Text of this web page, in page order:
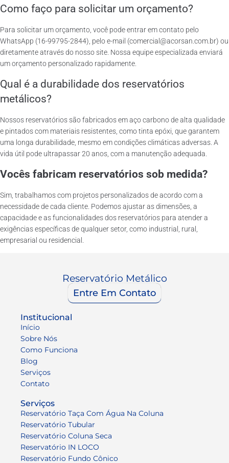
Como faço para solicitar um orçamento?
Para solicitar um orçamento, você pode entrar em contato pelo
WhatsApp (16-99795-2844), pelo e-mail (comercial@acorsan.com.br) ou
diretamente através do nosso site. Nossa equipe especializada enviará
um orçamento personalizado rapidamente.
Qual é a durabilidade dos reservatórios
metálicos?
Nossos reservatórios são fabricados em aço carbono de alta qualidade
e pintados com materiais resistentes, como tinta epóxi, que garantem
uma longa durabilidade, mesmo em condições climáticas adversas. A
vida útil pode ultrapassar 20 anos, com a manutenção adequada.
Vocês fabricam reservatórios sob medida?
Sim, trabalhamos com projetos personalizados de acordo com a
necessidade de cada cliente. Podemos ajustar as dimensões, a
capacidade e as funcionalidades dos reservatórios para atender a
exigências específicas de qualquer setor, como industrial, rural,
empresarial ou residencial.
Reservatório Metálico
Entre Em Contato
Institucional
Início
Sobre Nós
Como Funciona
Blog
Serviços
Contato
Serviços
Reservatório Taça Com Água Na Coluna
Reservatório Tubular
Reservatório Coluna Seca
Reservatório IN LOCO
Reservatório Fundo Cônico